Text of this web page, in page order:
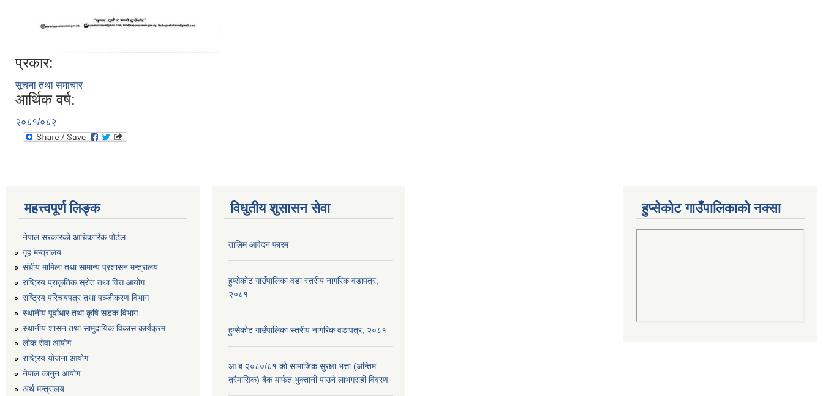
प्रकार:
सूचना तथा समाचार
आर्थिक वर्ष:
२०८१/०८२
महत्त्वपूर्ण लिङ्क
नेपाल सरकारको आधिकारिक पोर्टल
गृह मन्त्रालय
संघीय मामिला तथा सामान्य प्रशासन मन्त्रालय
राष्ट्रिय प्राकृतिक स्रोत तथा वित्त आयोग
राष्ट्रिय परिचयपत्र तथा पञ्जीकरण विभाग
स्थानीय पूर्वाधार तथा कृषि सडक विभाग
स्थानीय शासन तथा सामुदायिक विकास कार्यक्रम
लोक सेवा आयोग
राष्ट्रिय योजना आयोग
नेपाल कानुन आयोग
अर्थ मन्त्रालय
विधुतीय शुसासन सेवा
तालिम आवेदन फारम
हुप्सेकोट गाउँपालिका वडा स्तरीय नागरिक वडापत्र,
२०८१
हुप्सेकोट गाउँपालिका स्तरीय नागरिक वडापत्र, २०८१
आ.ब.२०८०/८१ काे सामाजिक सुरक्षा भत्ता (अन्तिम
त्रैमासिक) बैक मार्फत भुक्तानी पाउने लाभग्राही विवरण
हुप्सेकोट गाउँपालिकाको नक्सा